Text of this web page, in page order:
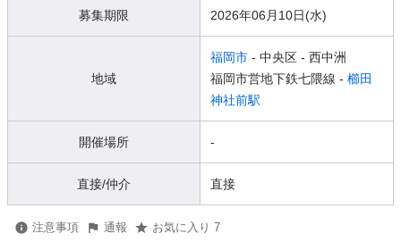
募集期限 2026年06月10日(水)
地域
福岡市 - 中央区 - 西中洲
福岡市営地下鉄七隈線 - 櫛田
神社前駅
開催場所 -
直接/仲介 直接
注意事項 通報 お気に入り 7